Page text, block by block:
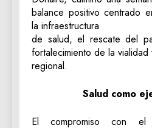
balance positivo centrado
la infraestructura
de salud, el rescate del
fortalecimiento de la
regional.‎
‎Salud como
‎El compromiso con